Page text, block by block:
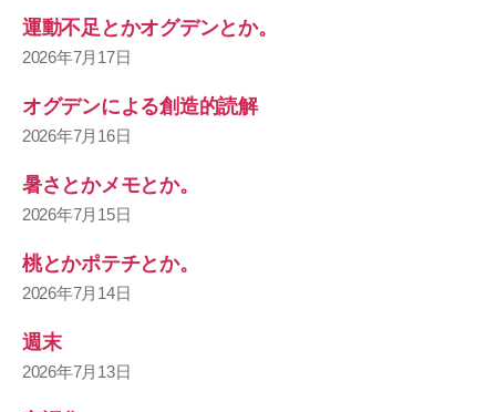
運動不足とかオグデンとか。
2026年7月17日
オグデンによる創造的読解
2026年7月16日
暑さとかメモとか。
2026年7月15日
桃とかポテチとか。
2026年7月14日
週末
2026年7月13日